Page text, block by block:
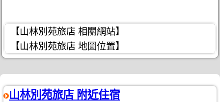
【山林別苑旅店 相關網站】
【山林別苑旅店 地圖位置】
山林別苑旅店 附近住宿